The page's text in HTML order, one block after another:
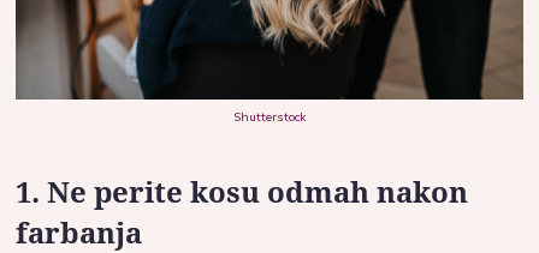
Shutterstock
1. Ne perite kosu odmah nakon
farbanja